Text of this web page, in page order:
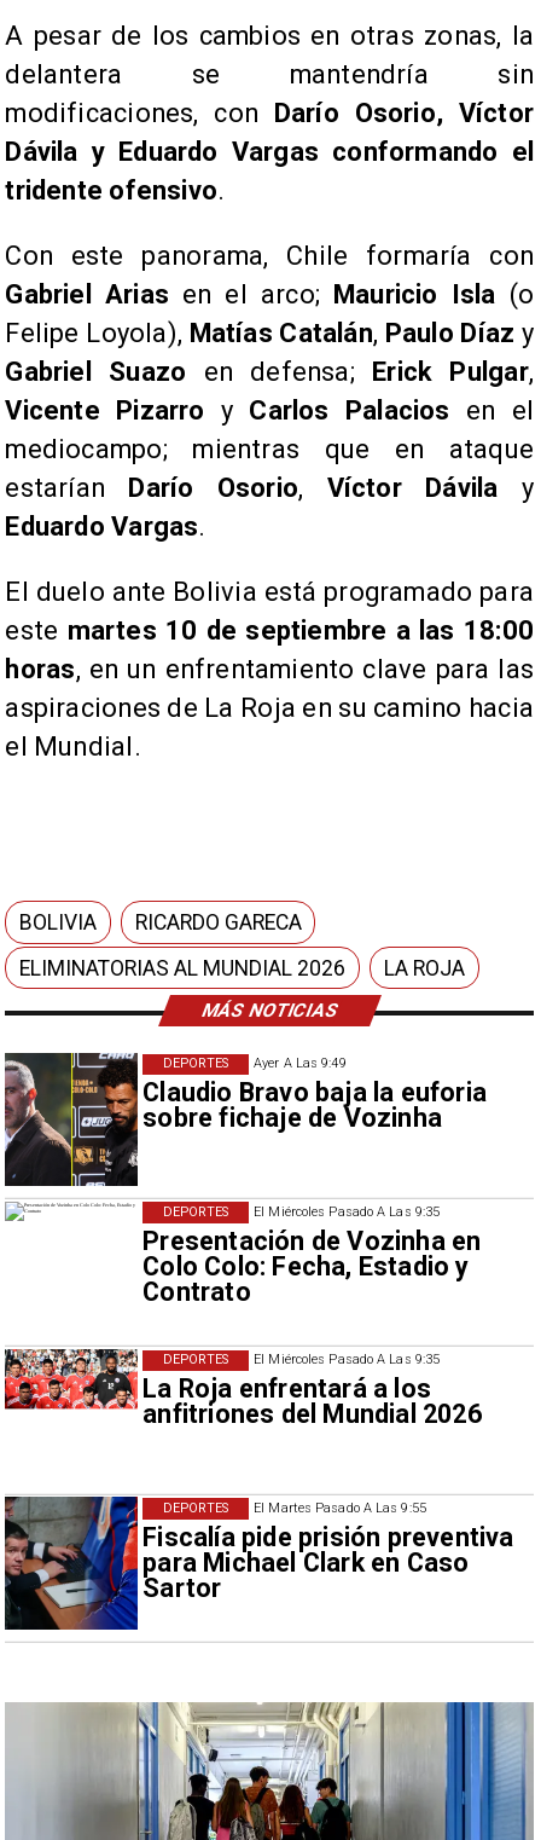
MÁS NOTICIAS
Ayer A Las 9:49
Claudio Bravo baja la euforia
sobre fichaje de Vozinha
DEPORTES
El Miércoles Pasado A Las 9:35
Presentación de Vozinha en
Colo Colo: Fecha, Estadio y
Contrato
DEPORTES
El Miércoles Pasado A Las 9:35
La Roja enfrentará a los
anfitriones del Mundial 2026
DEPORTES
El Martes Pasado A Las 9:55
Fiscalía pide prisión preventiva
para Michael Clark en Caso
Sartor
DEPORTES
A pesar de los cambios en otras zonas, la
delantera se mantendría sin
modificaciones, con
Darío Osorio, Víctor
Dávila y Eduardo Vargas conformando el
tridente ofensivo.
Con este panorama, Chile formaría con
Gabriel Arias en el arco; Mauricio Isla (o
Felipe Loyola), Matías Catalán, Paulo Díaz y
Gabriel Suazo en defensa; Erick Pulgar,
Vicente Pizarro y Carlos Palacios en el
mediocampo; mientras que en ataque
estarían
Darío Osorio, Víctor Dávila y
Eduardo Vargas.
El duelo ante Bolivia está programado para
este martes 10 de septiembre a las 18:00
horas, en un enfrentamiento clave para las
aspiraciones de La Roja en su camino hacia
el Mundial.
BOLIVIA
RICARDO GARECA
ELIMINATORIAS AL MUNDIAL 2026
LA ROJA